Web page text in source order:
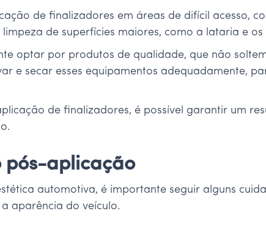
de finalizadores em áreas de difícil acesso,
de superfícies maiores, como a lataria e os
optar por produtos de qualidade, que não
e secar esses equipamentos adequadamente,
de finalizadores, é possível garantir um
pós-aplicação
automotiva, é importante seguir alguns
aparência do veículo.